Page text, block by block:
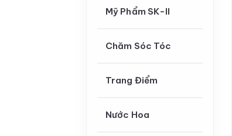
Mỹ Phẩm SK-II
Chăm Sóc Tóc
Trang Điểm
Nước Hoa